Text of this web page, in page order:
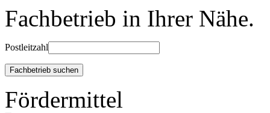
Fachbetrieb in Ihrer Nähe.
Postleitzahl
Fördermittel